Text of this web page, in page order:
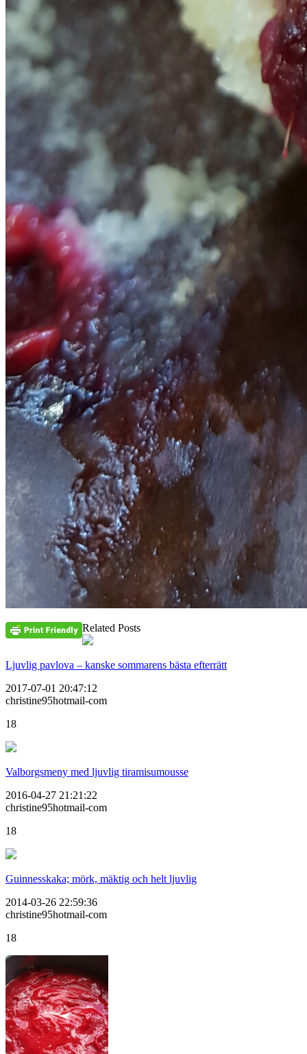
Related Posts
Ljuvlig pavlova – kanske sommarens bästa efterrätt
2017-07-01 20:47:12
christine95hotmail-com
18
Valborgsmeny med ljuvlig tiramisumousse
2016-04-27 21:21:22
christine95hotmail-com
18
Guinnesskaka; mörk, mäktig och helt ljuvlig
2014-03-26 22:59:36
christine95hotmail-com
18